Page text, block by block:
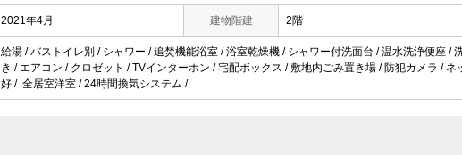
2021年4月 建物階建 2階
給湯 / バストイレ別 / シャワー / 追焚機能浴室 / 浴室乾燥機 / シャワー付洗面台 / 温水洗浄便座 /
き / エアコン / クロゼット / TVインターホン / 宅配ボックス / 敷地内ごみ置き場 / 防犯カメラ /
好 / 全居室洋室 / 24時間換気システム /